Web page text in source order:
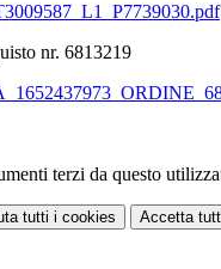
nr. 6813219
terzi da questo
tutti i cookies Accetta